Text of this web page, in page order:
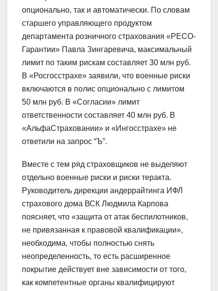
опционально, так и автоматически. По словам
старшего управляющего продуктом
департамента розничного страхования «РЕСО-
Гарантии» Павла Зингаревича, максимальный
лимит по таким рискам составляет 30 млн руб.
В «Росгосстрахе» заявили, что военные риски
включаются в полис опционально с лимитом
50 млн руб. В «Согласии» лимит
ответственности составляет 40 млн руб. В
«АльфаСтраховании» и «Ингосстрахе» не
ответили на запрос “Ъ”.
Вместе с тем ряд страховщиков не выделяют
отдельно военные риски и риски теракта.
Руководитель дирекции андеррайтинга ИФЛ
страхового дома ВСК Людмила Карпова
поясняет, что «защита от атак беспилотников,
не привязанная к правовой квалификации»,
необходима, чтобы полностью снять
неопределенность, то есть расширенное
покрытие действует вне зависимости от того,
как компетентные органы квалифицируют